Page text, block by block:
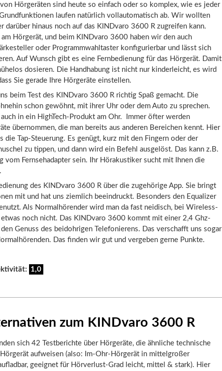
Hörgeräten sind heute so einfach oder so komplex, wie es jeder
laufen natürlich vollautomatisch ab. Wir wollten
darüber hinaus noch auf das KINDvaro 3600 R zugreifen kann.
Hörgerät, und beim KINDvaro 3600 haben wir den auch
oder Programmwahltaster konfigurierbar und lässt sich
Auf Wunsch gibt es eine Fernbedienung für das Hörgerät. Damit
dosieren. Die Handhabung ist nicht nur kinderleicht, es wird
Sie gerade Ihre Hörgeräte einstellen.
beim Test des KINDvaro 3600 R richtig Spaß gemacht. Die
schon gewöhnt, mit ihrer Uhr oder dem Auto zu sprechen.
in ein HighTech-Produkt am Ohr. Immer öfter werden
übernommen, die man bereits aus anderen Bereichen kennt. Hier
die Tap-Steuerung. Es genügt, kurz mit den Fingern oder der
zu tippen, und dann wird ein Befehl ausgelöst. Das kann z.B.
vom Fernsehadapter sein. Ihr Hörakustiker sucht mit Ihnen die
des KINDvaro 3600 R über die zugehörige App. Sie bringt
mit und hat uns ziemlich beeindruckt. Besonders den Equalizer
Als Normalhörender wird man da fast neidisch, bei Wireless-
noch nicht. Das KINDvaro 3600 kommt mit einer 2,4 Ghz-
Genuss des beidohrigen Telefonierens. Das verschafft uns sogar
Das finden wir gut und vergeben gerne Punkte.
1,0
zum KINDvaro 3600 R
sich 42 Testberichte über Hörgeräte, die ähnliche technische
aufweisen (also: Im-Ohr-Hörgerät in mittelgroßer
geeignet für Hörverlust-Grad leicht, mittel & stark). Hier